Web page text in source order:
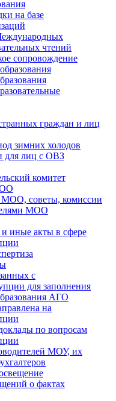
на базе
чтений
сопровождение
граждан и лиц
зимних холодов
для лиц с ОВЗ
комитет
МОО, советы, комиссии
МОО
иные акты в сфере
с
для заполнения
АГО
на
по вопросам
МОУ, их
о фактах